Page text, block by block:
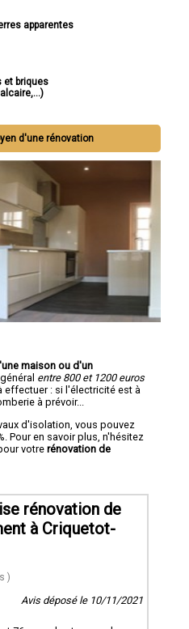
apparentes
et briques
d'une rénovation
maison ou d'un
entre 800 et 1200 euros
effectuer : si l'électricité est à
à prévoir...
d'isolation, vous pouvez
Pour en savoir plus, n'hésitez
votre rénovation de
rénovation de
à Criquetot-
)
Avis déposé le 10/11/2021